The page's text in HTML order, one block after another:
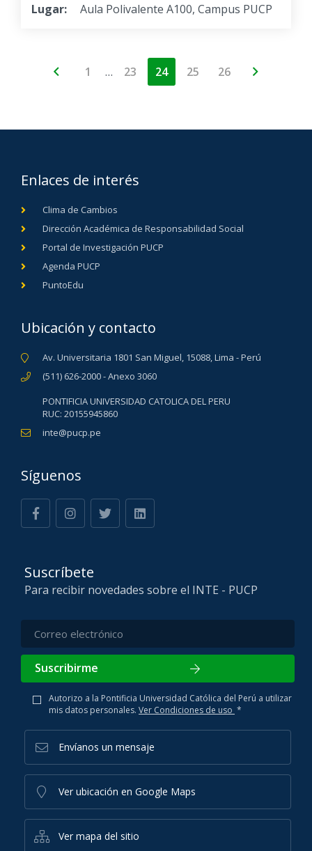
Lugar:
Aula Polivalente A100, Campus PUCP
1 … 23 24 25 26
Enlaces de interés
Clima de Cambios
Dirección Académica de Responsabilidad Social
Portal de Investigación PUCP
Agenda PUCP
PuntoEdu
Ubicación y contacto
Av. Universitaria 1801 San Miguel, 15088, Lima - Perú
(511) 626-2000 - Anexo 3060
PONTIFICIA UNIVERSIDAD CATOLICA DEL PERU
RUC: 20155945860
inte@pucp.pe
Síguenos
Suscríbete
Para recibir novedades sobre el INTE - PUCP
Suscribirme
Autorizo a la Pontificia Universidad Católica del Perú a utilizar
mis datos personales. Ver Condiciones de uso *
Envíanos un mensaje
Ver ubicación en Google Maps
Ver mapa del sitio